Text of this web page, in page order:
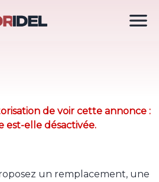
de voir cette annonce :
est-elle désactivée.
un remplacement, une
